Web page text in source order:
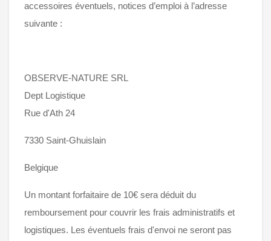
accessoires éventuels, notices d’emploi à l’adresse
suivante :
OBSERVE-NATURE SRL
Dept Logistique
Rue d'Ath 24
7330 Saint-Ghuislain
Belgique
Un montant forfaitaire de 10€ sera déduit du
remboursement pour couvrir les frais administratifs et
logistiques. Les éventuels frais d'envoi ne seront pas